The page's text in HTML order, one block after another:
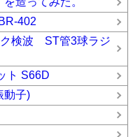
402
ク検波 ST管3球ラジ
ト S66D
動子)